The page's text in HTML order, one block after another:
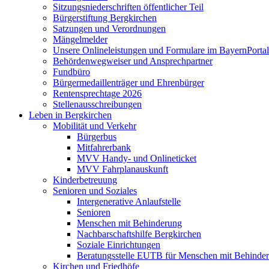
Sitzungsniederschriften öffentlicher Teil
Bürgerstiftung Bergkirchen
Satzungen und Verordnungen
Mängelmelder
Unsere Onlineleistungen und Formulare im BayernPortal
Behördenwegweiser und Ansprechpartner
Fundbüro
Bürgermedaillenträger und Ehrenbürger
Rentensprechtage 2026
Stellenausschreibungen
Leben in Bergkirchen
Mobilität und Verkehr
Bürgerbus
Mitfahrerbank
MVV Handy- und Onlineticket
MVV Fahrplanauskunft
Kinderbetreuung
Senioren und Soziales
Intergenerative Anlaufstelle
Senioren
Menschen mit Behinderung
Nachbarschaftshilfe Bergkirchen
Soziale Einrichtungen
Beratungsstelle EUTB für Menschen mit
Kirchen und Friedhöfe